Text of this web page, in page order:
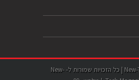
New-Tech Magazine | כל הזכויות שמורות ל- New-